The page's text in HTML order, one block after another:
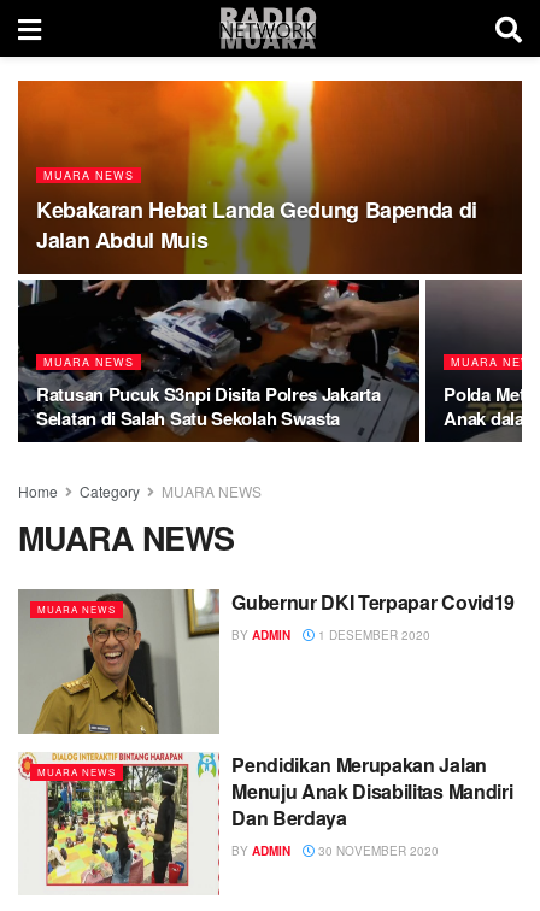
MUARA NEWS
Kebakaran Hebat Landa Gedung Bapenda di
Jalan Abdul Muis
MUARA NEWS
Ratusan Pucuk S3npi Disita Polres Jakarta
Selatan di Salah Satu Sekolah Swasta
MUARA
Polda
Anak
Home Category MUARA NEWS
MUARA NEWS
MUARA NEWS Gubernur DKI Terpapar Covid19
BY ADMIN 1 DESEMBER 2020
MUARA NEWS
Pendidikan Merupakan Jalan
Menuju Anak Disabilitas Mandiri
Dan Berdaya
BY ADMIN 30 NOVEMBER 2020